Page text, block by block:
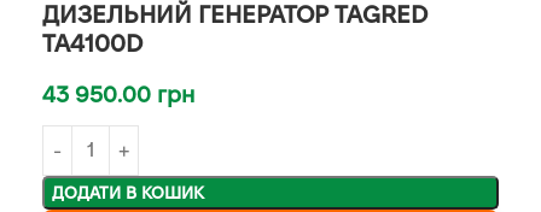
ДИЗЕЛЬНИЙ ГЕНЕРАТОР TAGRED
TA4100D
43 950.00 грн
ДОДАТИ В КОШИК